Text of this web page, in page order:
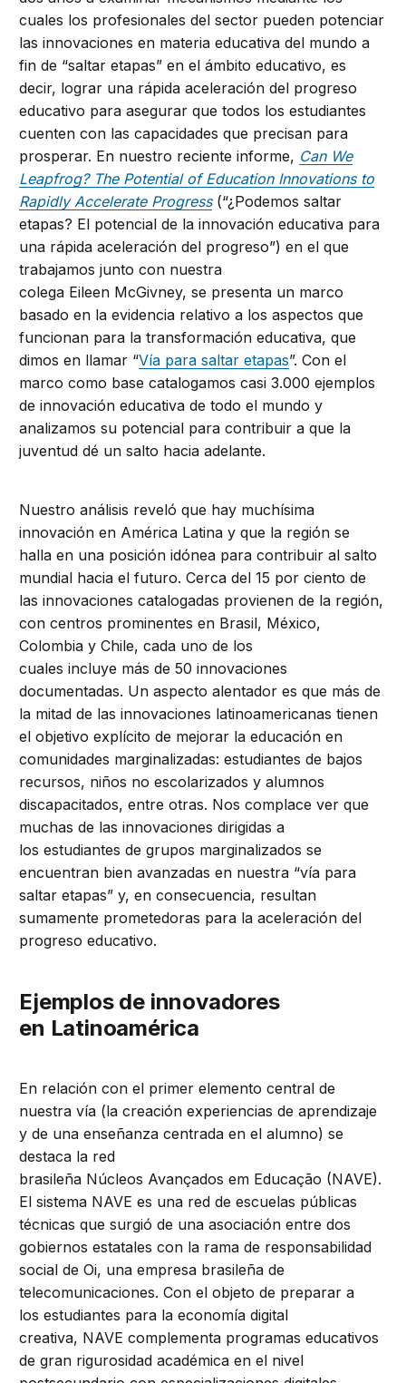
cuales los profesionales del sector pueden potenciar
las innovaciones en materia educativa del mundo a
fin de “saltar etapas” en el ámbito educativo, es
decir, lograr una rápida aceleración del progreso
educativo para asegurar que todos los estudiantes
cuenten con las capacidades que precisan para
prosperar. En nuestro reciente informe, Can We
Leapfrog? The Potential of Education Innovations to
Rapidly Accelerate Progress(“¿Podemos saltar
etapas? El potencial de la innovación educativa para
una rápida aceleración del progreso”) en el que
trabajamos junto con nuestra
colega Eileen McGivney, se presenta un marco
basado en la evidencia relativo a los aspectos que
funcionan para la transformación educativa, que
dimos en llamar “Vía para saltar etapas”. Con el
marco como base catalogamos casi 3.000 ejemplos
de innovación educativa de todo el mundo y
analizamos su potencial para contribuir a que la
juventud dé un salto hacia adelante.
Nuestro análisis reveló que hay muchísima
innovación en América Latina y que la región se
halla en una posición idónea para contribuir al salto
mundial hacia el futuro. Cerca del 15 por ciento de
las innovaciones catalogadas provienen de la región,
con centros prominentes en Brasil, México,
Colombia y Chile, cada uno de los
cuales incluye más de 50 innovaciones
documentadas. Un aspecto alentador es que más de
la mitad de las innovaciones latinoamericanas tienen
el objetivo explícito de mejorar la educación en
comunidades marginalizadas: estudiantes de bajos
recursos, niños no escolarizados y alumnos
discapacitados, entre otras. Nos complace ver que
muchas de las innovaciones dirigidas a
los estudiantes de grupos marginalizados se
encuentran bien avanzadas en nuestra “vía para
saltar etapas” y, en consecuencia, resultan
sumamente prometedoras para la aceleración del
progreso educativo.
Ejemplos de innovadores
en Latinoamérica
En relación con el primer elemento central de
nuestra vía (la creación experiencias de aprendizaje
y de una enseñanza centrada en el alumno) se
destaca la red
brasileña Núcleos Avançados em Educação (NAVE).
El sistema NAVE es una red de escuelas públicas
técnicas que surgió de una asociación entre dos
gobiernos estatales con la rama de responsabilidad
social de Oi, una empresa brasileña de
telecomunicaciones. Con el objeto de preparar a
los estudiantes para la economía digital
creativa, NAVE complementa programas educativos
de gran rigurosidad académica en el nivel